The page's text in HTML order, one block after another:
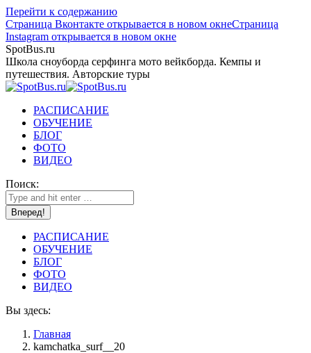
Перейти к содержанию
Страница Вконтакте открывается в новом окнеСтраница
Instagram открывается в новом окне
SpotBus.ru
Школа сноуборда серфинга мото вейкборда. Кемпы и
путешествия. Авторские туры
РАСПИСАНИЕ
ОБУЧЕНИЕ
БЛОГ
ФОТО
ВИДЕО
Поиск:
РАСПИСАНИЕ
ОБУЧЕНИЕ
БЛОГ
ФОТО
ВИДЕО
Вы здесь:
Главная
kamchatka_surf__20